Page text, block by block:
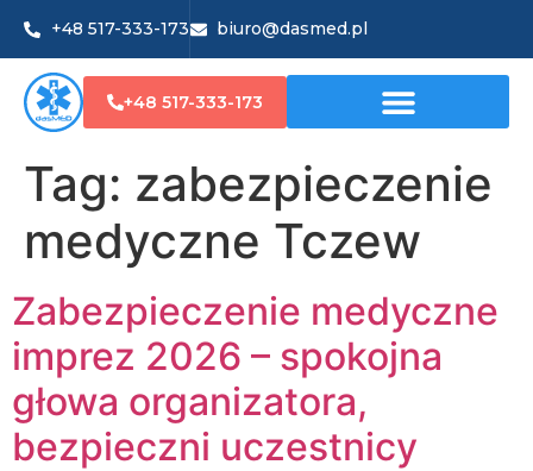
+48 517-333-173 biuro@dasmed.pl
+48 517-333-173
Tag: zabezpieczenie
medyczne Tczew
Zabezpieczenie medyczne
imprez 2026 – spokojna
głowa organizatora,
bezpieczni uczestnicy